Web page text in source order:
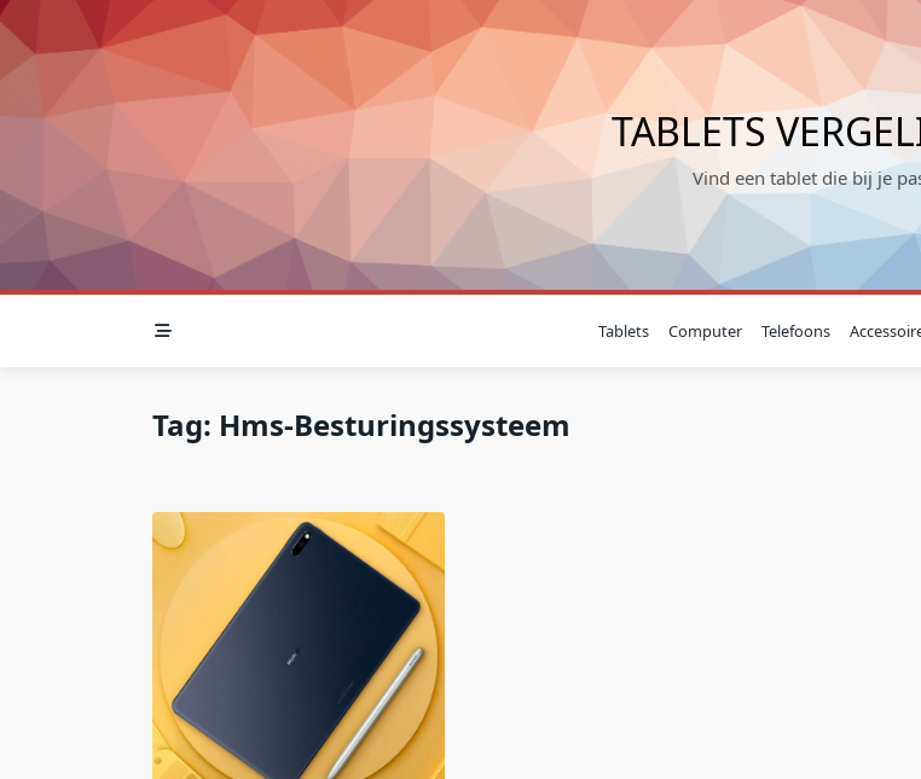
Skip
to
content
TABLETS
Vind een tablet die bij je
Tablets Computer Telefoons
Tag: Hms-Besturingssysteem